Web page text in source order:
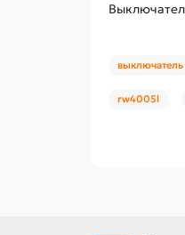
выключатель
rw4005l